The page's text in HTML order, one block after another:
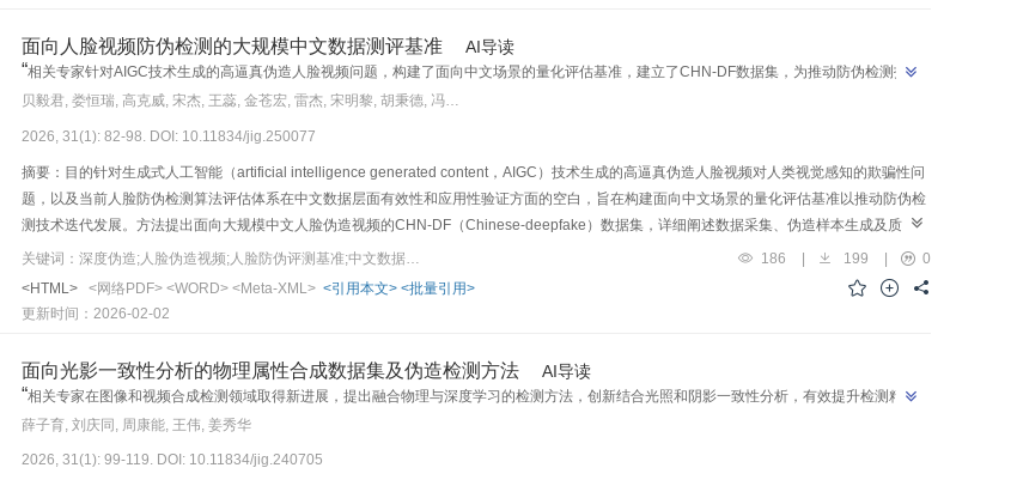
面向人脸视频防伪检测的大规模中文数据测评基准 AI导读
“相关专家针对AIGC技术生成的高逼真伪造人脸视频问题，构建了面向中文场景的量化评估基准，建立了CHN-DF数据集，为推动防伪检测技术
迭代发展提供数据支撑与实践指导。” 贝毅君, 娄恒瑞, 高克威, 宋杰, 王蕊, 金苍宏, 雷杰, 宋明黎, 胡秉德, 冯尊磊
2026, 31(1): 82-98. DOI: 10.11834/jig.250077
摘要：目的针对生成式人工智能（artificial intelligence generated content，AIGC）技术生成的高逼真伪造人脸视频对人类视觉感知的欺骗性问
题，以及当前人脸防伪检测算法评估体系在中文数据层面有效性和应用性验证方面的空白，旨在构建面向中文场景的量化评估基准以推动防伪检
测技术迭代发展。方法提出面向大规模中文人脸伪造视频的CHN-DF（Chinese-deepfake）数据集，详细阐述数据采集、伪造样本生成及质量评
估的全流程构建方法。通过多维度实验验证数据集复杂性，兼顾跨模态伪造技术覆盖、环境干扰因子完备性等复杂因素，并建立基于深度检测模
SOTA（state-of-the-art）与主流防伪模型的测评中视觉与视听结合的准确率分别控制在85%与70%以下。构建的评测基准覆盖了视觉与听觉模态
中文场景的量化评估以及人脸视频防伪技术的实际部署提供数据支撑与实践指导。CHN-DF数据集在线发布地址为：
https://doi.org/10.57760/sciencedb.j00240.00067和https://github.com/HengruiLou/CHN-DF。
186 199
0
<HTML>
<网络PDF> <WORD> <Meta-XML> <引用本文> <批量引用>
更新时间：2026-02-02
面向光影一致性分析的物理属性合成数据集及伪造检测方法 AI导读
“相关专家在图像和视频合成检测领域取得新进展，提出融合物理与深度学习的检测方法，创新结合光照和阴影一致性分析，有效提升检测精度
和适应性，为合成内容检测提供新思路。
薛子育, 刘庆同, 周康能, 王伟, 姜秀华
2026, 31(1): 99-119. DOI: 10.11834/jig.240705